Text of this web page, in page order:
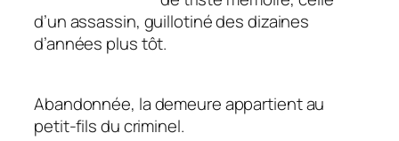
d’un assassin, guillotiné des dizaines
d’années plus tôt.
Abandonnée, la demeure appartient au
petit-fils du criminel.